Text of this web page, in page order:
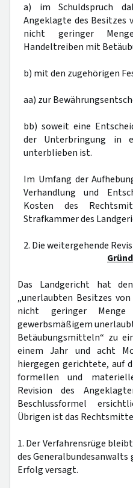
a) im Schuldspruch
Angeklagte des
nicht geringer
Handeltreiben mit
b) mit den zugehörigen
aa) zur
bb) soweit eine
der Unterbringung in
unterblieben ist.
Im Umfang der
Verhandlung und
Kosten des
Strafkammer des
2. Die weitergehende
Das Landgericht hat
„unerlaubten Besitzes
nicht geringer
gewerbsmäßigem
Betäubungsmitteln“ zu
einem Jahr und acht
hiergegen gerichtete, auf
formellen und
Revision des
Beschlussformel
Übrigen ist das
1. Der Verfahrensrüge
des Generalbundesanwalts
Erfolg versagt.